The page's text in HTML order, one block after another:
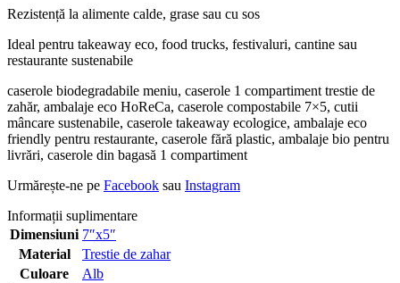
Rezistență la alimente calde, grase sau cu sos
Ideal pentru takeaway eco, food trucks, festivaluri, cantine sau
restaurante sustenabile
caserole biodegradabile meniu, caserole 1 compartiment trestie de
zahăr, ambalaje eco HoReCa, caserole compostabile 7×5, cutii
mâncare sustenabile, caserole takeaway ecologice, ambalaje eco
friendly pentru restaurante, caserole fără plastic, ambalaje bio pentru
livrări, caserole din bagasă 1 compartiment
Urmărește-ne pe Facebook sau Instagram
Informații suplimentare
Dimensiuni 7″x5″
Material
Trestie de zahar
Culoare
Alb